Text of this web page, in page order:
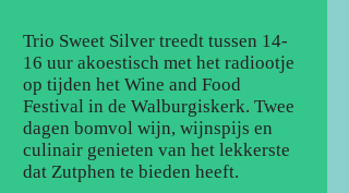
Trio Sweet Silver treedt tussen 14-
16 uur akoestisch met het radiootje
op tijden het Wine and Food
Festival in de Walburgiskerk. Twee
dagen bomvol wijn, wijnspijs en
culinair genieten van het lekkerste
dat Zutphen te bieden heeft.